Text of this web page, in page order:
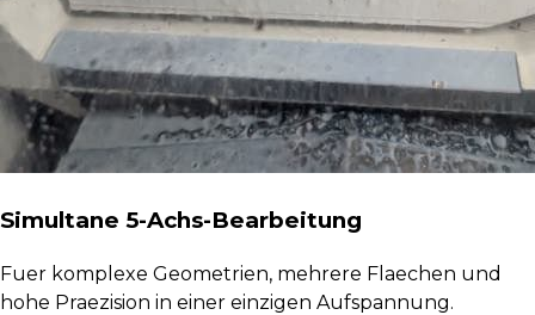
Simultane 5-Achs-Bearbeitung
Fuer komplexe Geometrien, mehrere Flaechen und
hohe Praezision in einer einzigen Aufspannung.